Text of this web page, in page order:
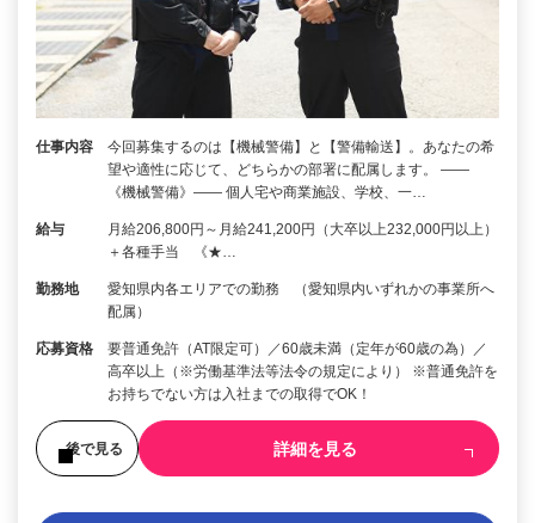
仕事内容
今回募集するのは【機械警備】と【警備輸送】。あなたの希
望や適性に応じて、どちらかの部署に配属します。 ――
《機械警備》―― 個人宅や商業施設、学校、一…
給与
月給206,800円～月給241,200円（大卒以上232,000円以上）
＋各種手当 《★…
勤務地
愛知県内各エリアでの勤務 （愛知県内いずれかの事業所へ
配属）
応募資格
要普通免許（AT限定可）／60歳未満（定年が60歳の為）／
高卒以上（※労働基準法等法令の規定により） ※普通免許を
お持ちでない方は入社までの取得でOK！
後で見る 詳細を見る